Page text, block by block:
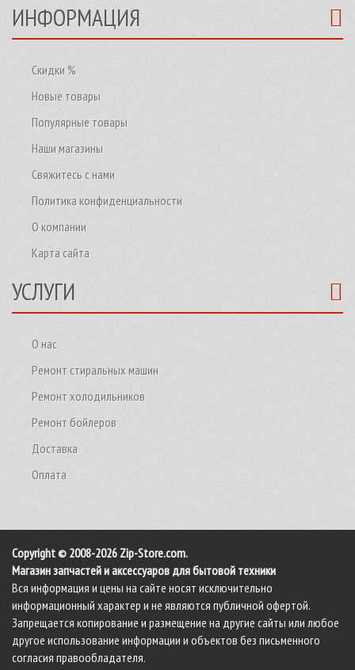
ИНФОРМАЦИЯ
Скидки %
Новые товары
Популярные товары
Наши магазины
Свяжитесь с нами
Политика конфиденциальности
О компании
Карта сайта
УСЛУГИ
О нас
Ремонт стиральных машин
Ремонт холодильников
Ремонт бойлеров
Доставка
Оплата
Copyright © 2008-2026 Zip-Store.com.
Магазин запчастей и аксессуаров для бытовой техники
Вся информация и цены на сайте носят исключительно
информационный характер и не являются публичной офертой.
Запрещается копирование и размещение на другие сайты или любое
другое использование информации и объектов без письменного
согласия правообладателя.